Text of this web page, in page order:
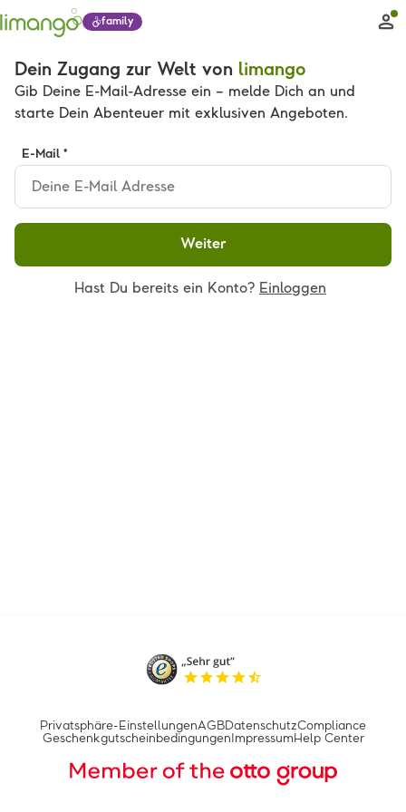
family
Dein Zugang zur Welt von limango
Gib Deine E-Mail-Adresse ein – melde Dich an und
starte Dein Abenteuer mit exklusiven Angeboten.
E-Mail *
Weiter
Hast Du bereits ein Konto? Einloggen
Privatsphäre-EinstellungenAGBDatenschutzCompliance
Geschenkgutscheinbedingungen Impressum Help Center